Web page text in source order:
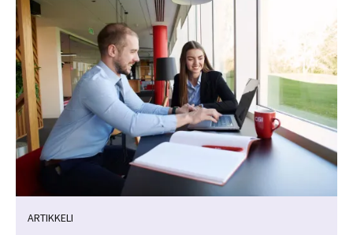
ARTIKKELI